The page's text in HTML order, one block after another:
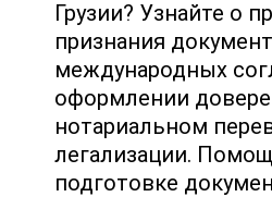
Грузии? Узнайте о
признания
международных
оформлении
нотариальном
легализации.
подготовке